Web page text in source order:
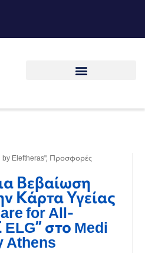
Eleftheras", Προσφορές
Βεβαίωση
Κάρτα Υγείας
for All-
στο Medi
Athens